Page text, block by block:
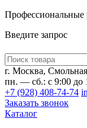
Профессиональные
Введите запрос
Введите
запрос
г. Москва,
пн. — сб.: с 9:00 до
+7 (928) 408-74-74
Заказать звонок
Каталог